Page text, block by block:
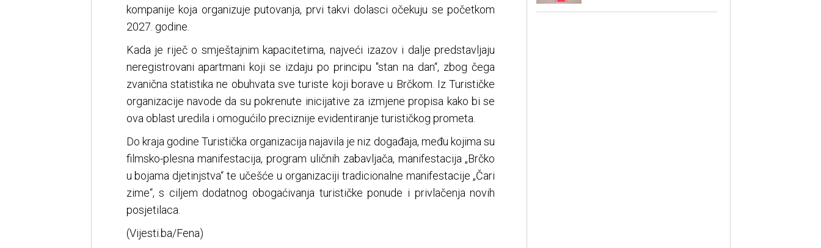
kompanije koja organizuje putovanja, prvi takvi dolasci očekuju se početkom
2027. godine.
Kada je riječ o smještajnim kapacitetima, najveći izazov i dalje predstavljaju
neregistrovani apartmani koji se izdaju po principu "stan na dan“, zbog čega
zvanična statistika ne obuhvata sve turiste koji borave u Brčkom. Iz Turističke
organizacije navode da su pokrenute inicijative za izmjene propisa kako bi se
ova oblast uredila i omogućilo preciznije evidentiranje turističkog prometa.
Do kraja godine Turistička organizacija najavila je niz događaja, među kojima su
filmsko-plesna manifestacija, program uličnih zabavljača, manifestacija „Brčko
u bojama djetinjstva“ te učešće u organizaciji tradicionalne manifestacije „Čari
zime“, s ciljem dodatnog obogaćivanja turističke ponude i privlačenja novih
posjetilaca.
(Vijesti.ba/Fena)